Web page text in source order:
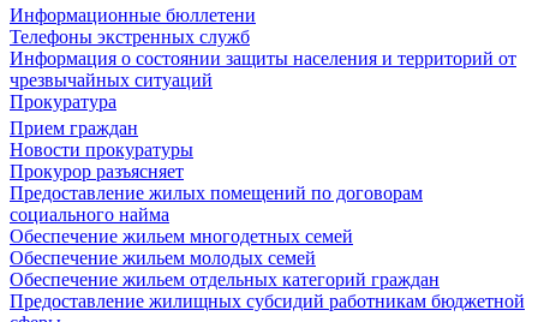
Информационные бюллетени
Телефоны экстренных служб
Информация о состоянии защиты населения и территорий от
чрезвычайных ситуаций
Прокуратура
Прием граждан
Новости прокуратуры
Прокурор разъясняет
Предоставление жилых помещений по договорам
социального найма
Обеспечение жильем многодетных семей
Обеспечение жильем молодых семей
Обеспечение жильем отдельных категорий граждан
Предоставление жилищных субсидий работникам бюджетной